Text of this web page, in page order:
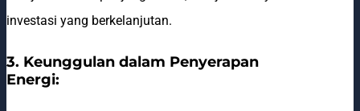
investasi yang berkelanjutan.
3. Keunggulan dalam Penyerapan
Energi: